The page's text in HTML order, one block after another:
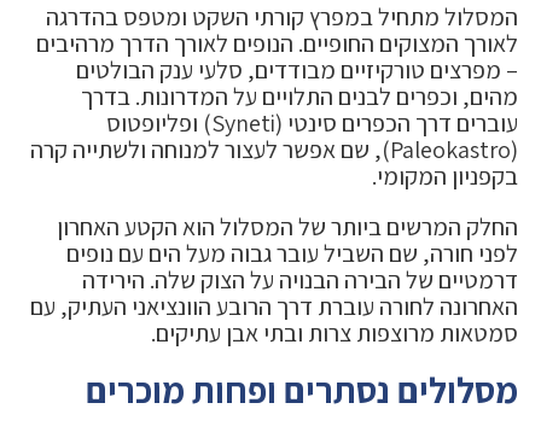
המסלול מתחיל במפרץ קורתי השקט ומטפס בהדרגה
לאורך המצוקים החופיים. הנופים לאורך הדרך מרהיבים
– מפרצים טורקיזיים מבודדים, סלעי ענק הבולטים
מהים, וכפרים לבנים התלויים על המדרונות. בדרך
עוברים דרך הכפרים סינטי (Syneti) ופליופטוס
(Paleokastro), שם אפשר לעצור למנוחה ולשתייה קרה
בקפניון המקומי.
החלק המרשים ביותר של המסלול הוא הקטע האחרון
לפני חורה, שם השביל עובר גבוה מעל הים עם נופים
דרמטיים של הבירה הבנויה על הצוק שלה. הירידה
האחרונה לחורה עוברת דרך הרובע הוונציאני העתיק, עם
סמטאות מרוצפות צרות ובתי אבן עתיקים.
מסלולים נסתרים ופחות מוכרים